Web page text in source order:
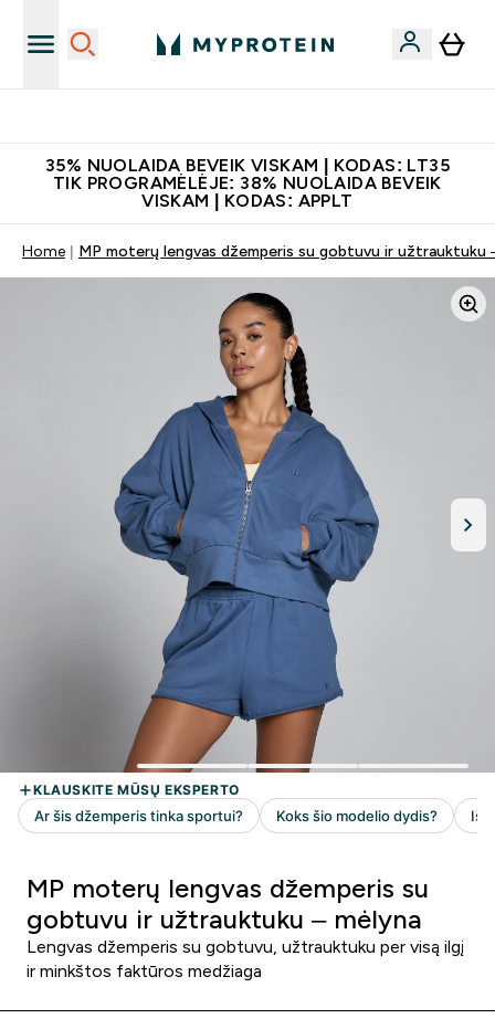
35% NUOLAIDA BEVEIK VISKAM | KODAS: LT35
TIK PROGRAMĖLĖJE: 38% NUOLAIDA BEVEIK
VISKAM | KODAS: APPLT
Home MP moterų lengvas džemperis su gobtuvu ir užtrauktuku
MP moterų lengvas džemperis su
gobtuvu ir užtrauktuku – mėlyna
Lengvas džemperis su gobtuvu, užtrauktuku per visą ilgį
ir minkštos faktūros medžiaga